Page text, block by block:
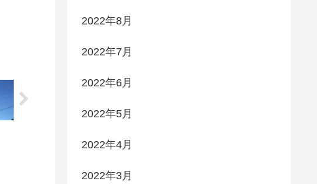
2022年8月
2022年7月
2022年6月
2022年5月
2022年4月
2022年3月